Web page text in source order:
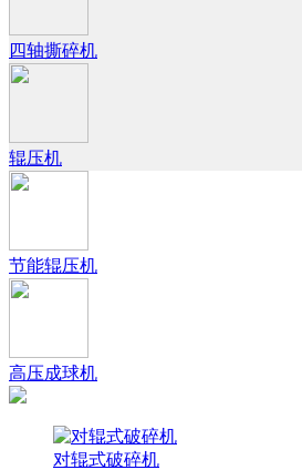
四轴撕碎机
辊压机
节能辊压机
高压成球机
对辊式破碎机